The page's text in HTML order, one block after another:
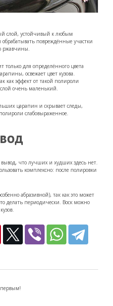
слой, устойчивый к любым
повреждённые участки
ржавчины.
только для определённого цвета
освежает цвет кузова.
как эффект от такой полироли
очень маленький.
царапин и скрывает следы,
слабовыраженное.
что лучших и худших здесь нет.
комплексно: после полировки
абразивной), так как это может
делать периодически. Воск можно